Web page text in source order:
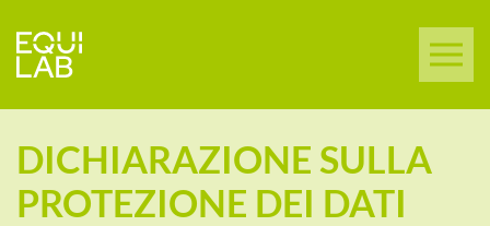
DICHIARAZIONE SULLA
PROTEZIONE DEI DATI